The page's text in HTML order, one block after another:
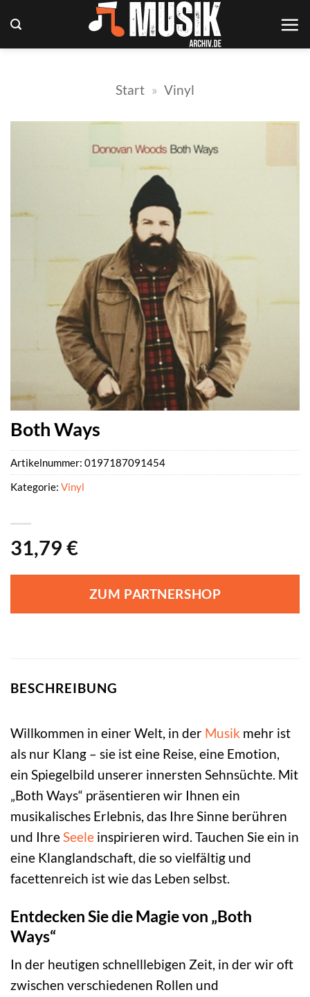
Inhalt
springen
Start » Vinyl
Both Ways
31,79 €
ZUM PARTNERSHOP
Artikelnummer: 0197187091454
Kategorie: Vinyl
BESCHREIBUNG
Willkommen in einer Welt, in der Musik mehr ist
als nur Klang – sie ist eine Reise, eine Emotion,
ein Spiegelbild unserer innersten Sehnsüchte. Mit
„Both Ways“ präsentieren wir Ihnen ein
musikalisches Erlebnis, das Ihre Sinne berühren
und Ihre Seele inspirieren wird. Tauchen Sie ein in
eine Klanglandschaft, die so vielfältig und
facettenreich ist wie das Leben selbst.
Entdecken Sie die Magie von „Both
Ways“
In der heutigen schnelllebigen Zeit, in der wir oft
zwischen verschiedenen Rollen und